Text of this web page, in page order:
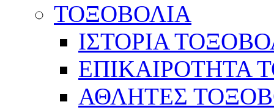
ΤΟΞΟΒΟΛΙΑ
ΙΣΤΟΡΙΑ
ΕΠΙΚΑΙΡΟΤΗΤΑ
ΑΘΛΗΤΕΣ